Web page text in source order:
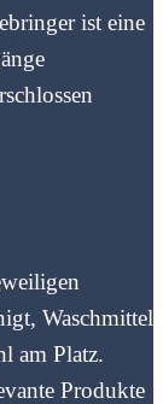
ist eine
Waschmittel
am Platz.
Produkte